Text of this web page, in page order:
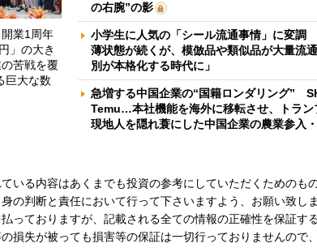
業1周年
」の大き
苦戦を覆
巨大な数
の右腕”の影
小学生に人気の「シール流通事情」に変調
薄状態が続くが、模倣品や類似品が大量流
別が本格化する時代に」
急増する中国企業の“国籍ロンダリング”
Temu…本社機能を海外に移転させ、トラ
現地人を隠れ蓑にした中国企業の農業参入
いる内容はあくまでも投資の参考にしていただくためのも
の判断と責任において行って下さいますよう、お願い致し
っておりますが、記載される全ての情報の正確性を保証す
損失が被っても損害等の保証は一切行っておりませんので